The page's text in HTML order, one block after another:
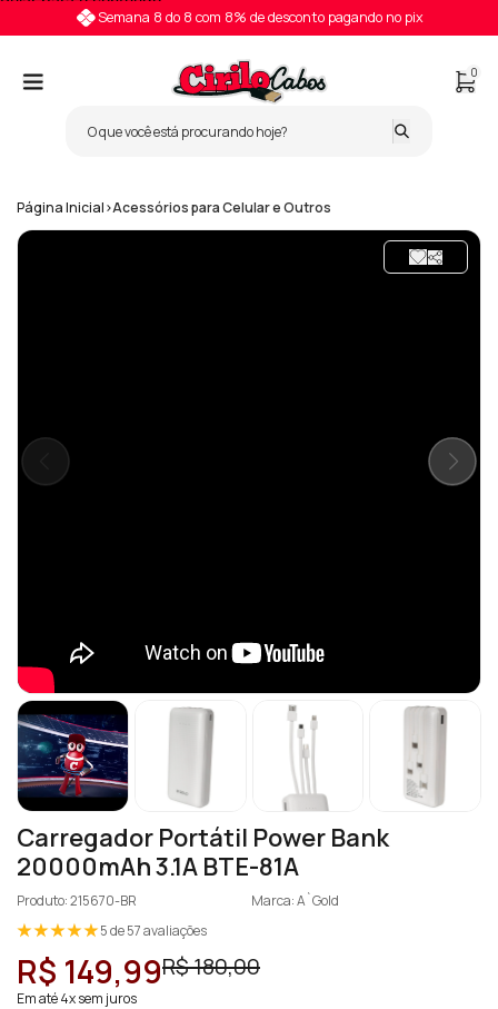
Semana 8 do 8 com 8% de desconto pagando no pix
0
Página Inicial>Acessórios para Celular e Outros
Carregador Portátil Power Bank
20000mAh 3.1A BTE-81A
Produto: 215670-BR
Marca: A`Gold
5 de 57 avaliações
R$ 149,99R$ 180,00
Em até 4x sem juros